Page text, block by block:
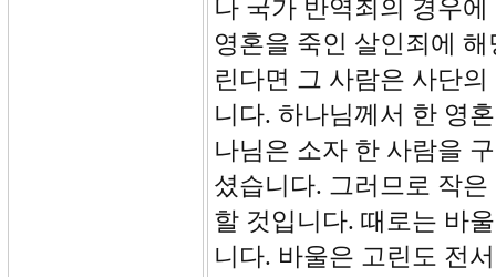
나 국가 반역죄의 경우
영혼을 죽인 살인죄에
린다면 그 사람은 사단
니다. 하나님께서 한 영
나님은 소자 한 사람을
셨습니다. 그러므로 작
할 것입니다. 때로는 바
니다. 바울은 고린도 전